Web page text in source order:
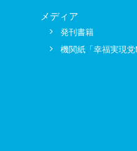
メディア
発刊書籍
機関紙「幸福実現党